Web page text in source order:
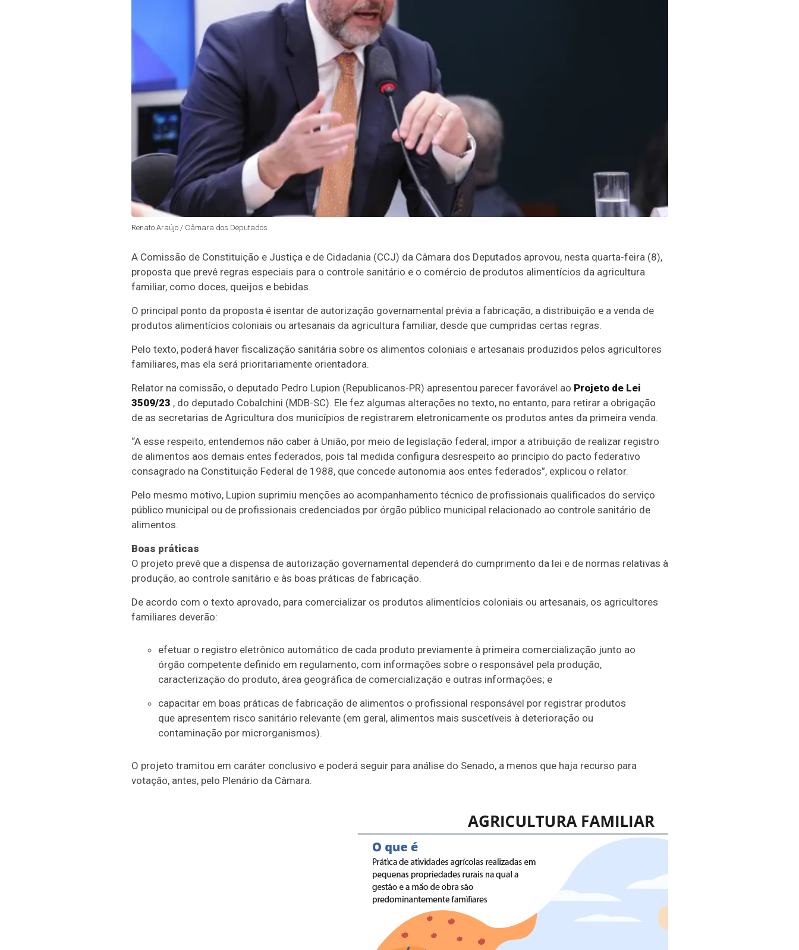
Renato Araújo / Câmara dos Deputados
A Comissão de Constituição e Justiça e de Cidadania (CCJ) da Câmara dos Deputados aprovou, nesta quarta-feira (8),
proposta que prevê regras especiais para o controle sanitário e o comércio de produtos alimentícios da agricultura
familiar, como doces, queijos e bebidas.
O principal ponto da proposta é isentar de autorização governamental prévia a fabricação, a distribuição e a venda de
produtos alimentícios coloniais ou artesanais da agricultura familiar, desde que cumpridas certas regras.
Pelo texto, poderá haver fiscalização sanitária sobre os alimentos coloniais e artesanais produzidos pelos agricultores
familiares, mas ela será prioritariamente orientadora.
Relator na comissão, o deputado Pedro Lupion (Republicanos-PR) apresentou parecer favorável ao Projeto de Lei
3509/23 , do deputado Cobalchini (MDB-SC). Ele fez algumas alterações no texto, no entanto, para retirar a obrigação
de as secretarias de Agricultura dos municípios de registrarem eletronicamente os produtos antes da primeira venda.
“A esse respeito, entendemos não caber à União, por meio de legislação federal, impor a atribuição de realizar registro
de alimentos aos demais entes federados, pois tal medida configura desrespeito ao princípio do pacto federativo
consagrado na Constituição Federal de 1988, que concede autonomia aos entes federados”, explicou o relator.
Pelo mesmo motivo, Lupion suprimiu menções ao acompanhamento técnico de profissionais qualificados do serviço
público municipal ou de profissionais credenciados por órgão público municipal relacionado ao controle sanitário de
alimentos.
Boas práticas
O projeto prevê que a dispensa de autorização governamental dependerá do cumprimento da lei e de normas relativas à
produção, ao controle sanitário e às boas práticas de fabricação.
De acordo com o texto aprovado, para comercializar os produtos alimentícios coloniais ou artesanais, os agricultores
familiares deverão:
efetuar o registro eletrônico automático de cada produto previamente à primeira comercialização junto ao
órgão competente definido em regulamento, com informações sobre o responsável pela produção,
caracterização do produto, área geográfica de comercialização e outras informações; e
capacitar em boas práticas de fabricação de alimentos o profissional responsável por registrar produtos
que apresentem risco sanitário relevante (em geral, alimentos mais suscetíveis à deterioração ou
contaminação por microrganismos).
O projeto tramitou em caráter conclusivo e poderá seguir para análise do Senado, a menos que haja recurso para
votação, antes, pelo Plenário da Câmara.